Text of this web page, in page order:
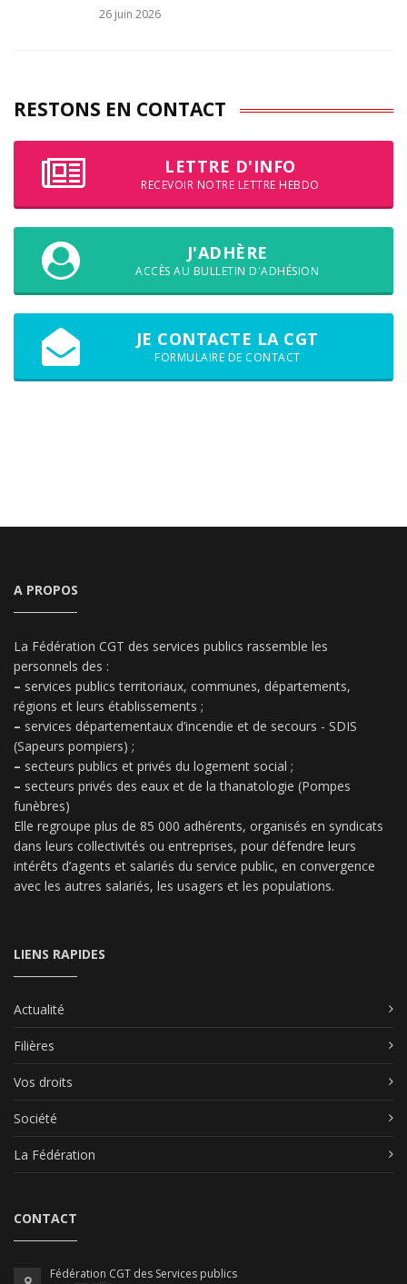
26 juin 2026
RESTONS EN CONTACT
LETTRE D'INFO
RECEVOIR NOTRE LETTRE HEBDO
J'ADHÈRE
ACCÈS AU BULLETIN D'ADHÉSION
JE CONTACTE LA CGT
FORMULAIRE DE CONTACT
A PROPOS
La Fédération CGT des services publics rassemble les
personnels des :
– services publics territoriaux, communes, départements,
régions et leurs établissements ;
– services départementaux d’incendie et de secours - SDIS
(Sapeurs pompiers) ;
– secteurs publics et privés du logement social ;
– secteurs privés des eaux et de la thanatologie (Pompes
funèbres)
Elle regroupe plus de 85 000 adhérents, organisés en syndicats
dans leurs collectivités ou entreprises, pour défendre leurs
intérêts d’agents et salariés du service public, en convergence
avec les autres salariés, les usagers et les populations.
LIENS RAPIDES
Actualité
Filières
Vos droits
Société
La Fédération
CONTACT
Fédération CGT des Services publics